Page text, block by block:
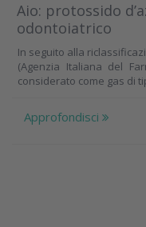
Aio: protossido
odontoiatrico
In seguito alla
(Agenzia Italiana del
considerato come gas di
Approfondisci